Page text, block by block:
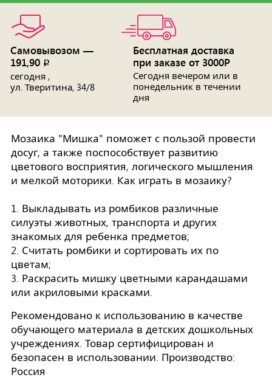
Самовывозом —
191,90 p
сегодня ,
ул. Тверитина, 34/8
Бесплатная доставка
при заказе от 3000Р
Сегодня вечером или в
понедельник в течении
дня
Мозаика "Мишка" поможет с пользой провести
досуг, а также поспособствует развитию
цветового восприятия, логического мышления
и мелкой моторики. Как играть в мозаику?
1. Выкладывать из ромбиков различные
силуэты животных, транспорта и других
знакомых для ребенка предметов;
2. Считать ромбики и сортировать их по
цветам;
3. Раскрасить мишку цветными карандашами
или акриловыми красками.
Рекомендовано к использованию в качестве
обучающего материала в детских дошкольных
учреждениях. Товар сертифицирован и
безопасен в использовании. Производство:
Россия